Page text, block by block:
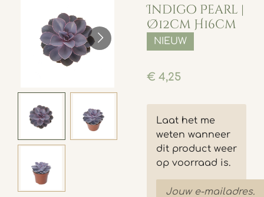
Indigo Pearl |
Ø12cm H16cm
NIEUW
€ 4,25
Laat het me
weten wanneer
dit product weer
op voorraad is.